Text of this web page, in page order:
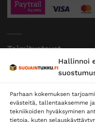
Hallinnoi
Parhaan kokemuksen
evästeitä, tallentaaksemme
tekniikoiden hyväksyminen
tietoja, kuten
Toimitustavat
Posti
Postnord